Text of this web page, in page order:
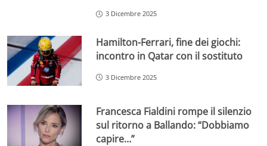
3 Dicembre 2025
Hamilton-Ferrari, fine dei giochi:
incontro in Qatar con il sostituto
3 Dicembre 2025
Francesca Fialdini rompe il silenzio
sul ritorno a Ballando: “Dobbiamo
capire…”